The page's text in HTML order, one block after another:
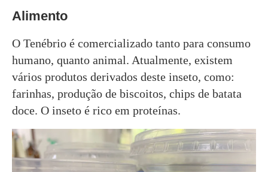
Alimento
O Tenébrio é comercializado tanto para consumo
humano, quanto animal. Atualmente, existem
vários produtos derivados deste inseto, como:
farinhas, produção de biscoitos, chips de batata
doce. O inseto é rico em proteínas.